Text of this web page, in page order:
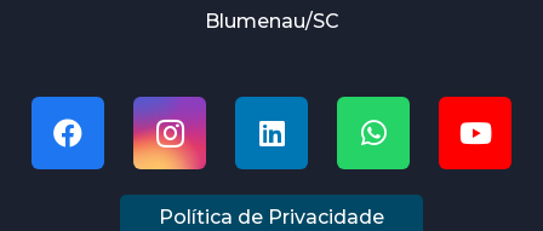
Blumenau/SC
Política de Privacidade